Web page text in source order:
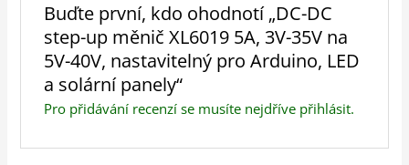
Buďte první, kdo ohodnotí „DC-DC
step-up měnič XL6019 5A, 3V-35V na
5V-40V, nastavitelný pro Arduino, LED
a solární panely“
Pro přidávání recenzí se musíte nejdříve přihlásit.